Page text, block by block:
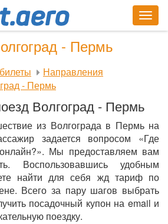
- Пермь
Направления
- Пермь
Волгоград - Пермь
из Волгограда в Пермь на
задается вопросом «Где
Мы предоставляем вам
Воспользовавшись удобным
найти для себя жд тариф по
Всего за пару шагов выбрать
посадочный купон на email и
поездку.